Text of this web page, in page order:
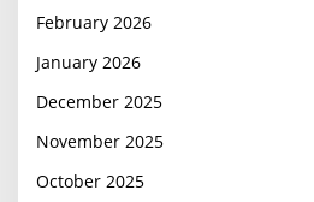
February 2026
January 2026
December 2025
November 2025
October 2025